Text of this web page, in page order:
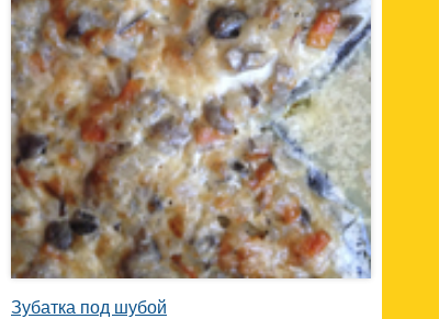
Зубатка под шубой